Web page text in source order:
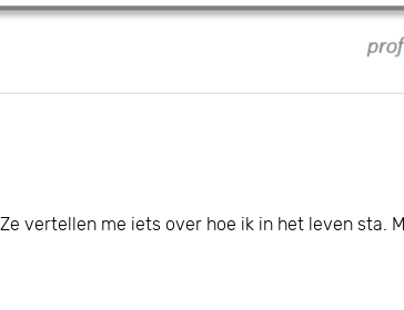
vertellen me iets over hoe ik in het leven sta.